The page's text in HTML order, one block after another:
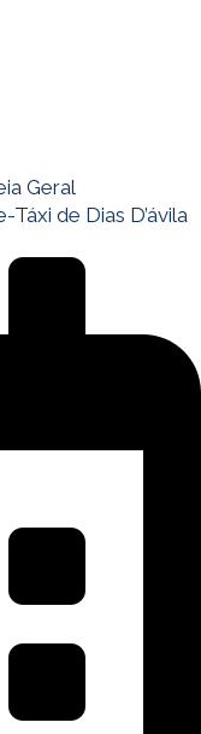
Geral
de Dias D’ávila